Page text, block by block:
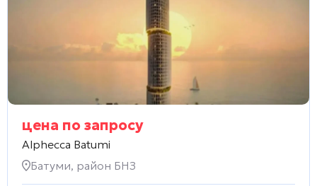
цена по запросу
Alphecca Batumi
Батуми, район БНЗ